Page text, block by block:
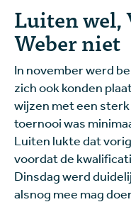
Luiten wel,
Weber niet
In november werd
zich ook konden
wijzen met een sterk
toernooi was
Luiten lukte dat
voordat de
Dinsdag werd
alsnog mee mag